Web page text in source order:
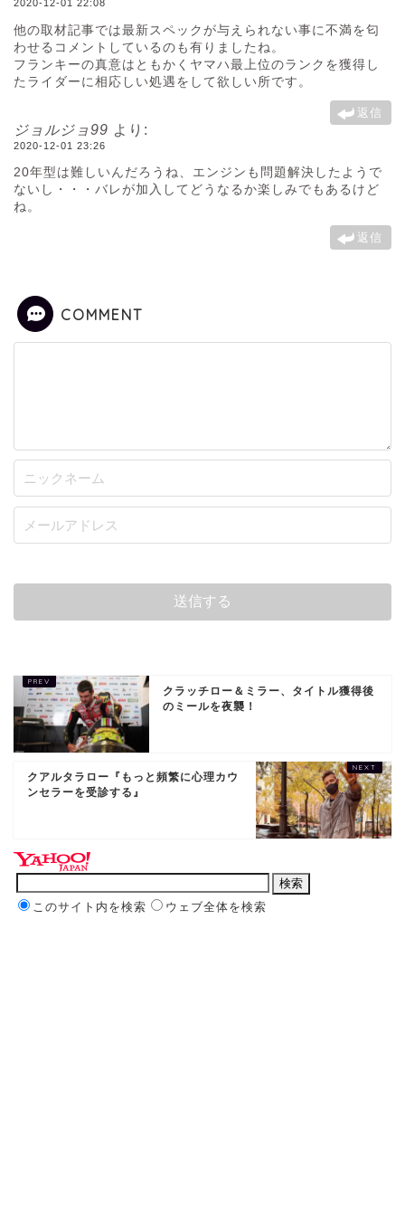
2020-12-01 22:08
他の取材記事では最新スペックが与えられない事に不満を匂
わせるコメントしているのも有りましたね。
フランキーの真意はともかくヤマハ最上位のランクを獲得し
たライダーに相応しい処遇をして欲しい所です。
返信
ジョルジョ99 より:
2020-12-01 23:26
20年型は難しいんだろうね、エンジンも問題解決したようで
ないし・・・バレが加入してどうなるか楽しみでもあるけど
ね。
返信
COMMENT
クラッチロー＆ミラー、タイトル獲得後
のミールを夜襲！
クアルタラロー『もっと頻繁に心理カウ
ンセラーを受診する』
このサイト内を検索 ウェブ全体を検索